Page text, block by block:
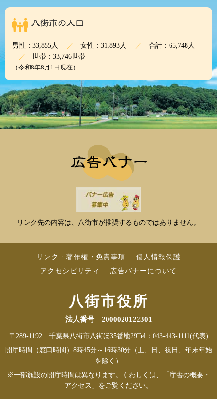
男性： 33,855人 女性： 31,893人 合計： 65,748人
世帯： 33,746世帯
（令和8年8月1日現在）
リンク先の内容は、八街市が推奨するものではありません。
リンク・著作権・免責事項
個人情報保護
アクセシビリティ
広告バナーについて
八街市役所
法人番号 2000020122301
〒289-1192 千葉県八街市八街ほ35番地29Tel：043-443-1111(代表)
開庁時間（窓口時間）8時45分～16時30分（土、日、祝日、年末年始
を除く）
※一部施設の開庁時間は異なります。くわしくは、「庁舎の概要・
アクセス」をご覧ください。